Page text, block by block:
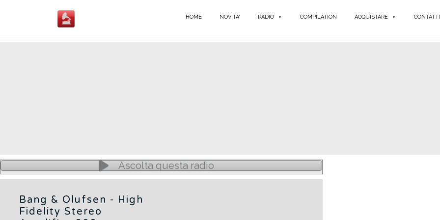
HOME NOVITA' RADIO COMPILATION ACQUISTARE CONTATTI
Ascolta questa radio
Bang & Olufsen - High
Fidelity Stereo